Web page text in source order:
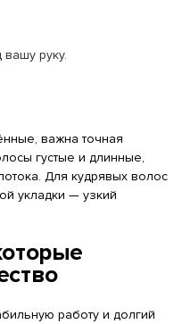
руку.
важна точная
густые и длинные,
Для кудрявых волос
укладки — узкий
работу и долгий